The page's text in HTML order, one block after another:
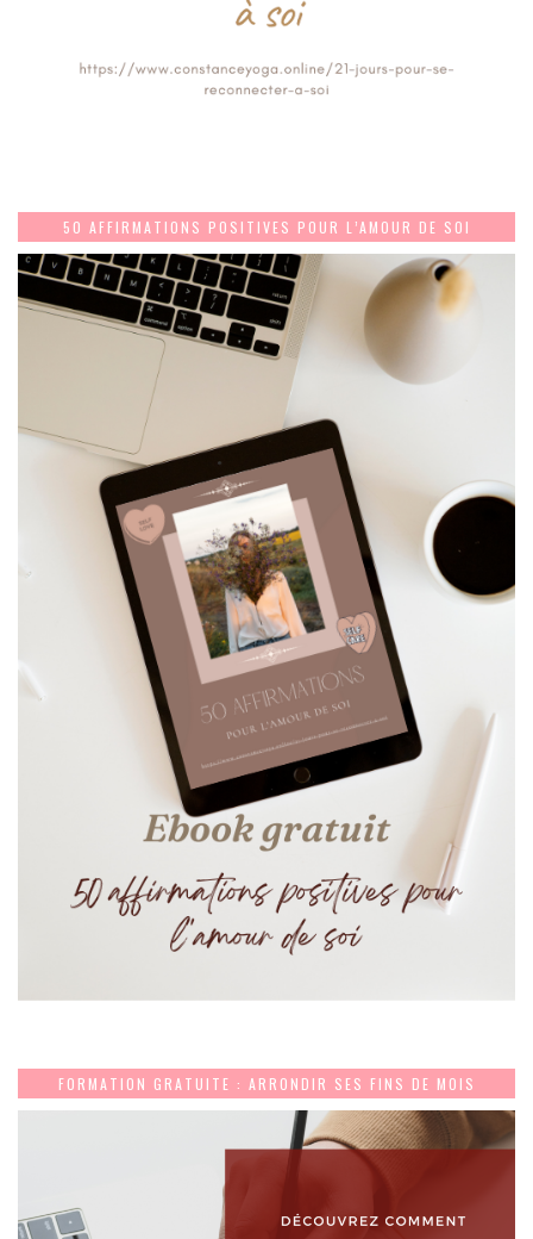
50 AFFIRMATIONS POSITIVES POUR L’AMOUR DE SOI
FORMATION GRATUITE : ARRONDIR SES FINS DE MOIS